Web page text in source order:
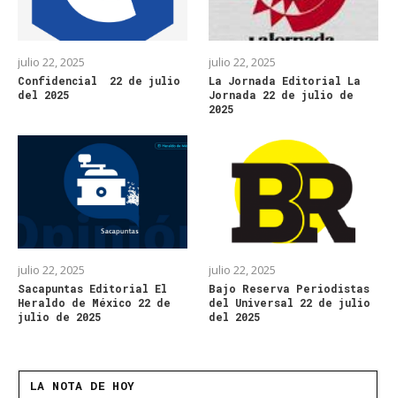
julio 22, 2025
Confidencial 22 de julio
del 2025
julio 22, 2025
La Jornada Editorial La
Jornada 22 de julio de
2025
julio 22, 2025
Sacapuntas Editorial El
Heraldo de México 22 de
julio de 2025
julio 22, 2025
Bajo Reserva Periodistas
del Universal 22 de julio
del 2025
LA NOTA DE HOY